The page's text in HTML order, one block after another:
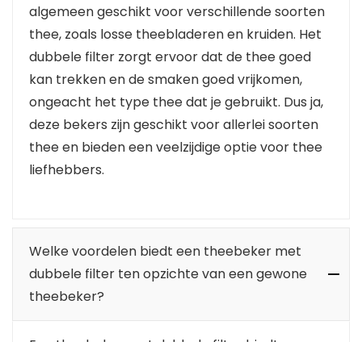
algemeen geschikt voor verschillende soorten
thee, zoals losse theebladeren en kruiden. Het
dubbele filter zorgt ervoor dat de thee goed
kan trekken en de smaken goed vrijkomen,
ongeacht het type thee dat je gebruikt. Dus ja,
deze bekers zijn geschikt voor allerlei soorten
thee en bieden een veelzijdige optie voor thee
liefhebbers.
Welke voordelen biedt een theebeker met
dubbele filter ten opzichte van een gewone
theebeker?